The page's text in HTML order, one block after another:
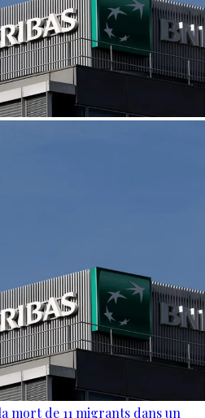
mort de 11 migrants dans un